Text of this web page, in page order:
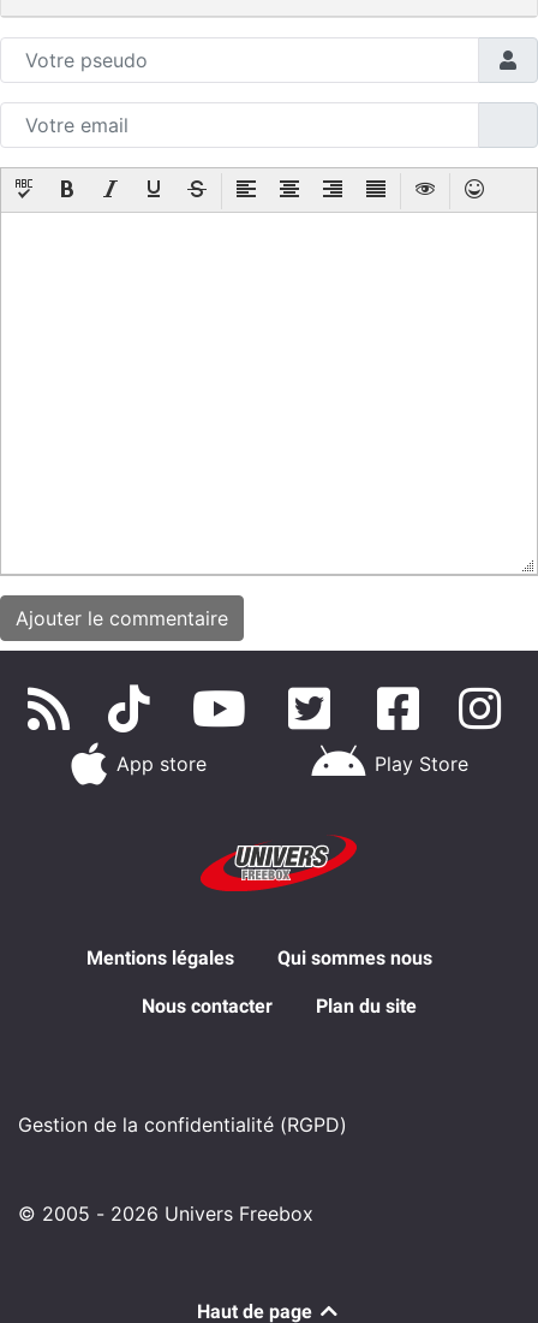
App store Play Store
Mentions légales Qui sommes nous
Nous contacter Plan du site
Gestion de la confidentialité (RGPD)
© 2005 - 2026 Univers Freebox
Haut de page